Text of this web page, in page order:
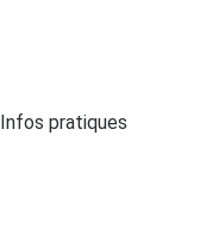
Infos pratiques